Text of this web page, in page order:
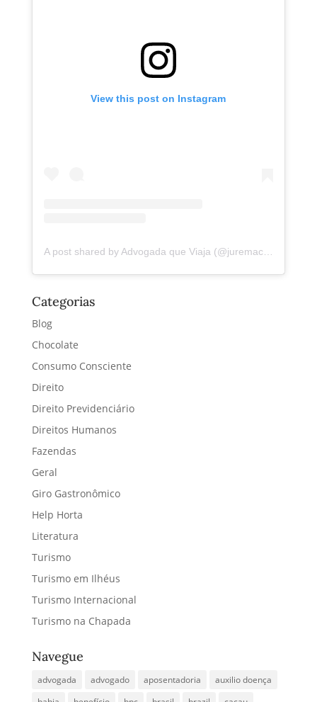
View this post on Instagram
A post shared by Advogada que Viaja (@juremacintra)
Categorias
Blog
Chocolate
Consumo Consciente
Direito
Direito Previdenciário
Direitos Humanos
Fazendas
Geral
Giro Gastronômico
Help Horta
Literatura
Turismo
Turismo em Ilhéus
Turismo Internacional
Turismo na Chapada
Navegue
advogada advogado aposentadoria
auxilio doença